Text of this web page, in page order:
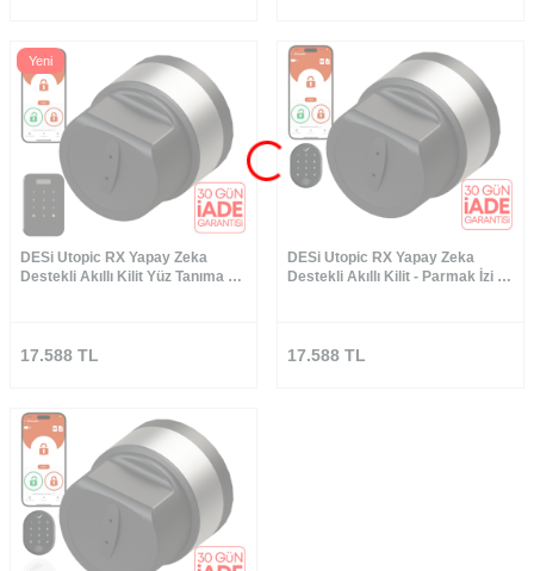
Yeni
DESi Utopic RX Yapay Zeka
Destekli Akıllı Kilit Yüz Tanıma ve
17.588 TL
DESi Utopic RX Yapay Zeka
Destekli Akıllı Kilit - Parmak İzi ve
17.588 TL